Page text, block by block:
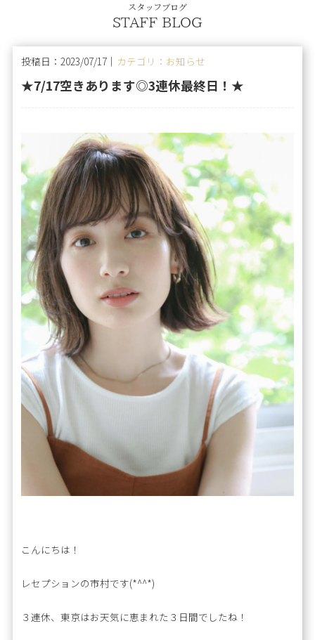
スタッフブログ
STAFF BLOG
投稿日：2023/07/17｜ カテゴリ：お知らせ
★7/17空きあります◎3連休最終日！★
こんにちは！
レセプションの市村です(*^^*)
３連休、東京はお天気に恵まれた３日間でしたね！